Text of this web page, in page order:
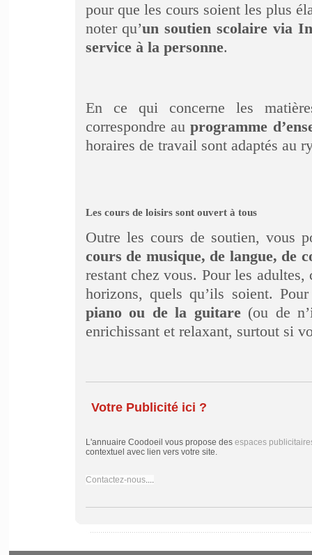
pour que les cours soient les plus
noter qu’un soutien scolaire via
service à la personne.
En ce qui concerne les
correspondre auprogramme
horaires de travail sont adaptés au
Les cours de loisirs sont ouvert à tous
Outre les cours de soutien, vous
cours de musique, de langue, de
restant chez vous. Pour les
horizons, quels qu’ils soient.
piano ou de la guitare(ou de
enrichissant et relaxant, surtout si
Votre Publicité ici ?
L'annuaire Coodoeil vous propose des espaces
contextuel avec lien vers votre site.
Contactez-nous....